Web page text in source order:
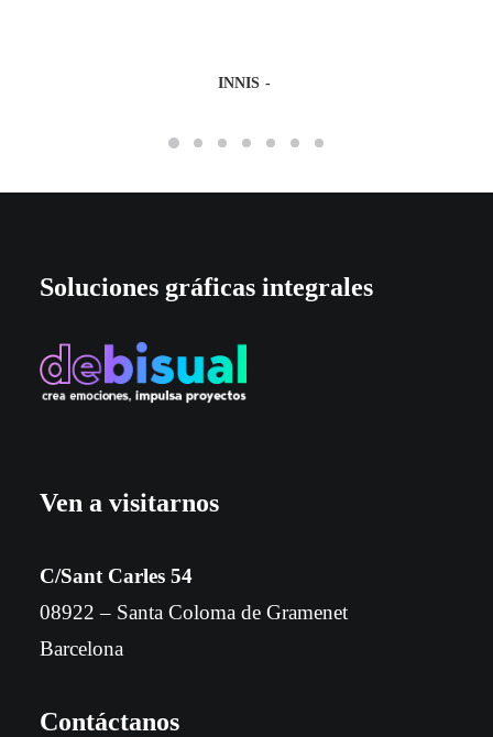
INNIS
Soluciones gráficas integrales
Ven a visitarnos
C/Sant Carles 54
08922 – Santa Coloma de Gramenet
Barcelona
Contáctanos